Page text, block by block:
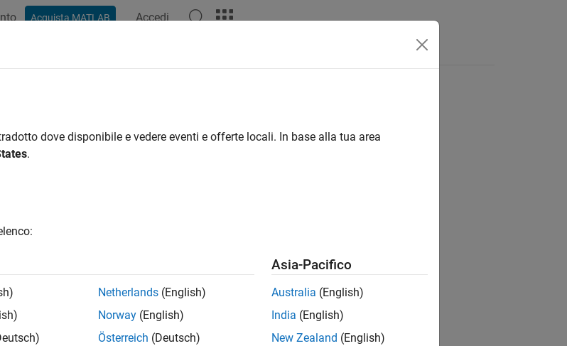
Acquista MATLAB Accedi
How useful was this information?
dove disponibile e vedere eventi e offerte locali. In base alla tua area
.
Netherlands (English)
Norway (English)
Österreich (Deutsch)
Asia-Pacifico
Australia (English)
India (English)
New Zealand (English)